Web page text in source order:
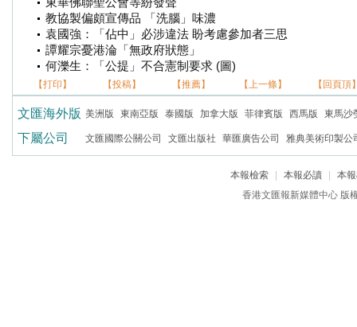
教協製偏頗宣傳品 「洗腦」味濃
袁國強：「佔中」必涉違法 盼考慮參加者三思
譚耀宗憂港淪「無政府狀態」
何濼生：「公提」不合憲制要求 (圖)
【打印】 【投稿】 【推薦】 【上一條】 【回頁頂
文匯海外版 美洲版 東南亞版 泰國版 加拿大版 菲律賓版 西馬版 東馬沙
下屬公司 文匯國際公關公司 文匯出版社 華匯廣告公司 雅典美術印製公
本報檢索 本報必讀
本
香港文匯報新媒體中心 版